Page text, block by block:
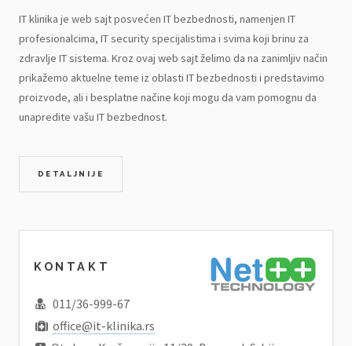
IT klinika je web sajt posvećen IT bezbednosti, namenjen IT
profesionalcima, IT security specijalistima i svima koji brinu za
zdravlje IT sistema. Kroz ovaj web sajt želimo da na zanimljiv način
prikažemo aktuelne teme iz oblasti IT bezbednosti i predstavimo
proizvode, ali i besplatne načine koji mogu da vam pomognu da
unapredite vašu IT bezbednost.
DETALJNIJE
KONTAKT
011/36-999-67
office@it-klinika.rs